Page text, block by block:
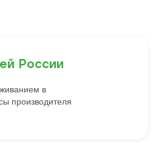
России
в
производителя